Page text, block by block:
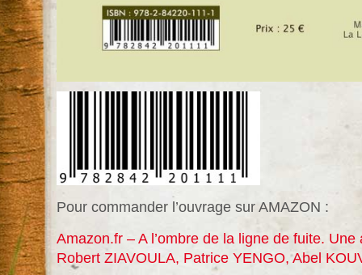
Pour commander l’ouvrage sur AMAZON :
Amazon.fr – A l’ombre de la ligne de fuite.
Robert ZIAVOULA, Patrice YENGO, Abel